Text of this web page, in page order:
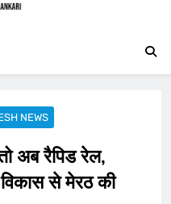
NEWS
अब रैपिड रेल,
से मेरठ की